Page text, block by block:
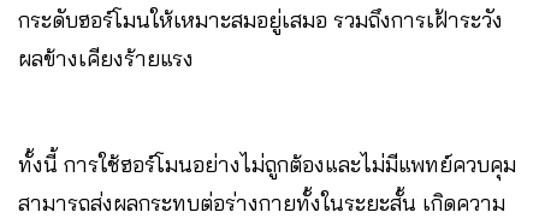
กระดับฮอร์โมนให้เหมาะสมอยู่เสมอ รวมถึงการเฝ้าระวัง
ผลข้างเคียงร้ายแรง
ทั้งนี้ การใช้ฮอร์โมนอย่างไม่ถูกต้องและไม่มีแพทย์ควบคุม
สามารถส่งผลกระทบต่อร่างกายทั้งในระยะสั้น เกิดความ